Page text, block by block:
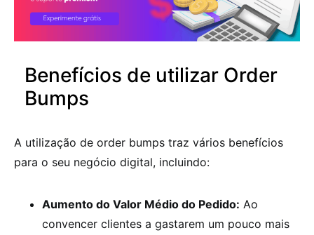
Benefícios de utilizar Order
Bumps
A utilização de order bumps traz vários benefícios
para o seu negócio digital, incluindo:
Aumento do Valor Médio do Pedido: Ao
convencer clientes a gastarem um pouco mais